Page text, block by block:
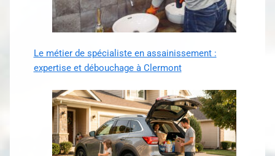
Le métier de spécialiste en assainissement :
expertise et débouchage à Clermont